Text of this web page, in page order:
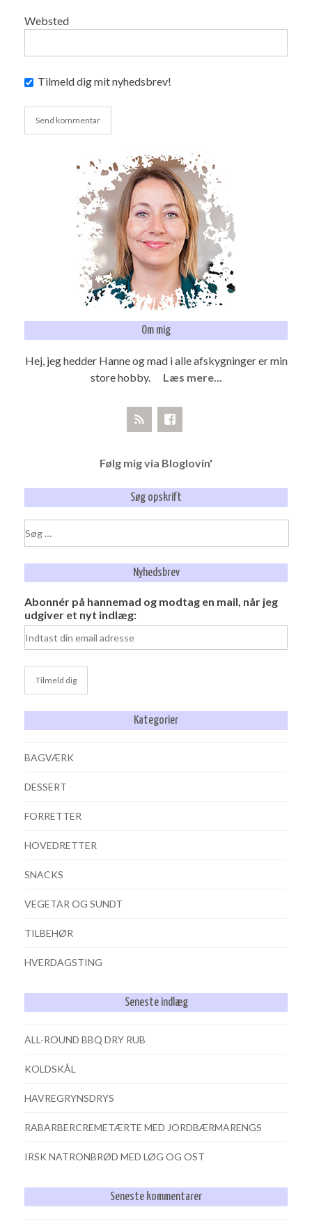
Websted
Tilmeld dig mit nyhedsbrev!
Om mig
Hej, jeg hedder Hanne og mad i alle afskygninger er min
store hobby. Læs mere...
Følg mig via Bloglovin'
Søg opskrift
Søg
efter:
Nyhedsbrev
Abonnér på hannemad og modtag en mail, når jeg
udgiver et nyt indlæg:
Kategorier
BAGVÆRK
DESSERT
FORRETTER
HOVEDRETTER
SNACKS
VEGETAR OG SUNDT
TILBEHØR
HVERDAGSTING
Seneste indlæg
ALL-ROUND BBQ DRY RUB
KOLDSKÅL
HAVREGRYNSDRYS
RABARBERCREMETÆRTE MED JORDBÆRMARENGS
IRSK NATRONBRØD MED LØG OG OST
Seneste kommentarer